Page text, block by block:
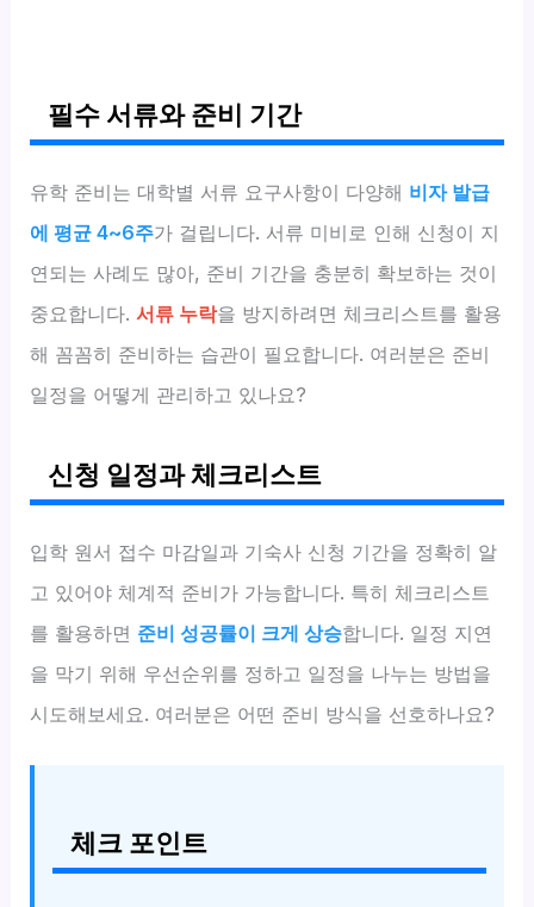
필수 서류와 준비 기간
유학 준비는 대학별 서류 요구사항이 다양해 비자 발급
에 평균 4~6주가 걸립니다. 서류 미비로 인해 신청이 지
연되는 사례도 많아, 준비 기간을 충분히 확보하는 것이
중요합니다.서류 누락을 방지하려면 체크리스트를 활용
해 꼼꼼히 준비하는 습관이 필요합니다. 여러분은 준비
일정을 어떻게 관리하고 있나요?
신청 일정과 체크리스트
입학 원서 접수 마감일과 기숙사 신청 기간을 정확히 알
고 있어야 체계적 준비가 가능합니다. 특히 체크리스트
를 활용하면 준비 성공률이 크게 상승합니다. 일정 지연
을 막기 위해 우선순위를 정하고 일정을 나누는 방법을
시도해보세요. 여러분은 어떤 준비 방식을 선호하나요?
체크 포인트